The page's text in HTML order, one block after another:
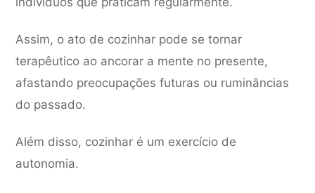
Assim, o ato de cozinhar pode se tornar
terapêutico ao ancorar a mente no presente,
afastando preocupações futuras ou ruminâncias
do passado.
Além disso, cozinhar é um exercício de
autonomia.